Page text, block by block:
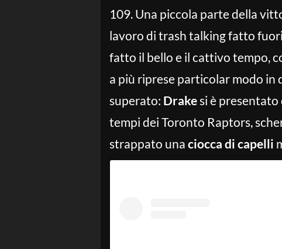
109. Una piccola parte della
lavoro di trash talking fatto fuori
fatto il bello e il cattivo tempo,
a più riprese particolar modo in
superato: Drakesi è presentato
tempi dei Toronto Raptors,
strappato una ciocca di capelli